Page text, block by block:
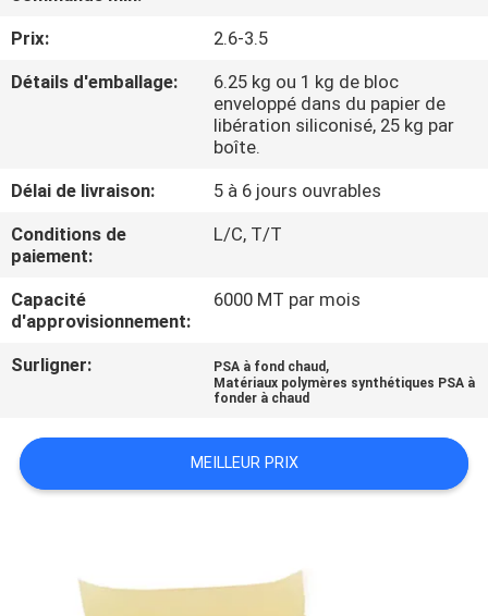
QUALITÉ
CONTACTEZ-
NOUVELLES
CAS
DEMANDEZ
UN DEVIS
PLAN
DU
POLITIQUE
Prix:
2.6-3.5
Détails d'emballage:
6.25 kg ou 1 kg de bloc
enveloppé dans du papier de
libération siliconisé, 25 kg par
boîte.
Délai de livraison:
5 à 6 jours ouvrables
Conditions de
paiement:
L/C, T/T
Capacité
d'approvisionnement:
6000 MT par mois
Surligner: PSA à fond chaud ,
Matériaux polymères synthétiques PSA à
fonder à chaud
MEILLEUR PRIX